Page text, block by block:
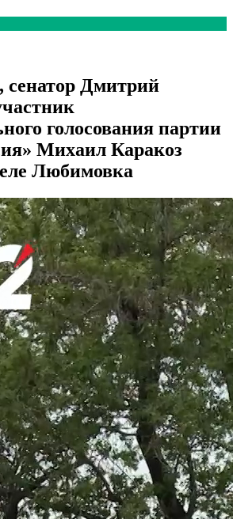
сенатор Дмитрий
голосования партии
Михаил Каракоз
Любимовка